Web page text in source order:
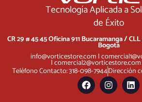
Tecnología Aplicada a
de Éxito
CR 29 # 45 45 Oficina 911 Bucaramanga /
Bogotá
info@vorticestore.com |
|comercial2@vorticestore.com
Teléfono Contacto: 318-098-7944Dirección